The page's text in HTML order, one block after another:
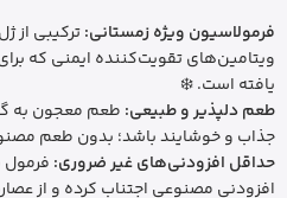
فرمولاسیون ویژه زمستانی:ترکیبی از
ویتامین‌های تقویت‌کننده ایمنی که
یافته است. ❄️
طعم دلپذیر و طبیعی: طعم معجون به
جذاب و خوشایند باشد؛ بدون طعم
حداقل افزودنی‌های غیر ضروری: فرمول
افزودنی مصنوعی اجتناب کرده و از